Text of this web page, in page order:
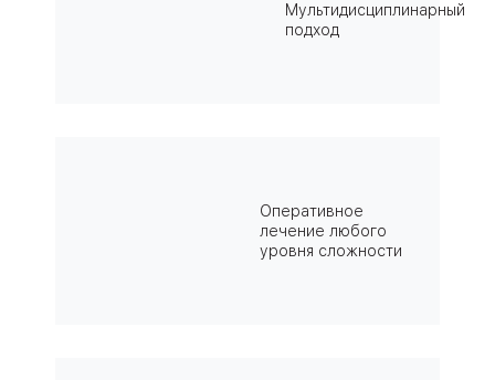
Мультидисциплинарный
подход
Оперативное
лечение любого
уровня сложности